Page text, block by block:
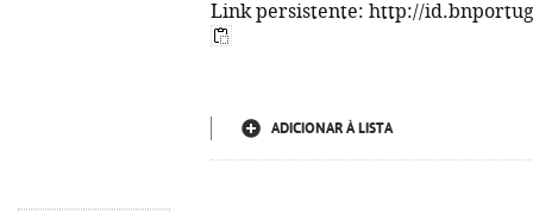
Link persistente: http://
ADICIONAR À LISTA